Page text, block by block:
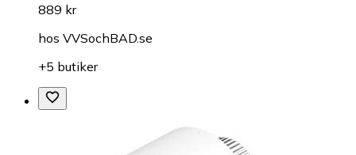
889 kr
hos VVSochBAD.se
+5 butiker